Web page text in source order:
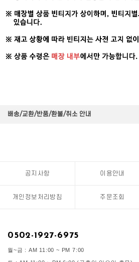
배송/교환/반품/환불/취소 안내
공지사항 이용안내
개인정보처리방침 주문조회
0502-1927-6975
월~금 : AM 11:00 ~ PM 7:00